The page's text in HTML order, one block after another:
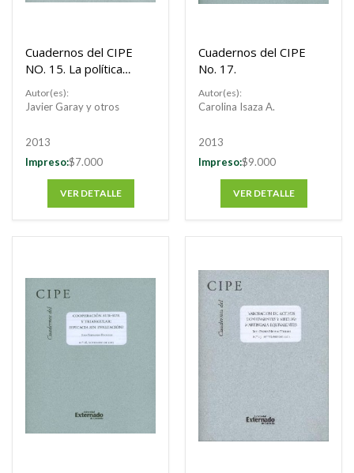
Cuadernos del CIPE
NO. 15. La política
exterior del primer
gobierno de Obama :
Europeización del
internacional?
Autor(es):
Javier Garay y otros
2013
Impreso:$7.000
VER DETALLE
Cuadernos del CIPE
No. 17.
Autor(es):
Carolina Isaza A.
2013
Impreso:$9.000
VER DETALLE